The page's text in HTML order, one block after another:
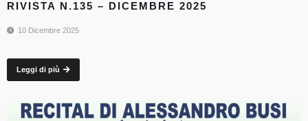
RIVISTA N.135 – DICEMBRE 2025
10 Dicembre 2025
Leggi di più